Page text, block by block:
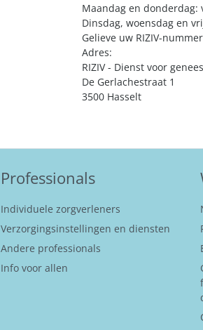
Maandag en donderdag:
Dinsdag, woensdag en
Gelieve uw RIZIV-
Adres:
RIZIV - Dienst voor
De Gerlachestraat 1
3500 Hasselt
Professionals
Individuele zorgverleners
Verzorgingsinstellingen en diensten
Andere professionals
Info voor allen